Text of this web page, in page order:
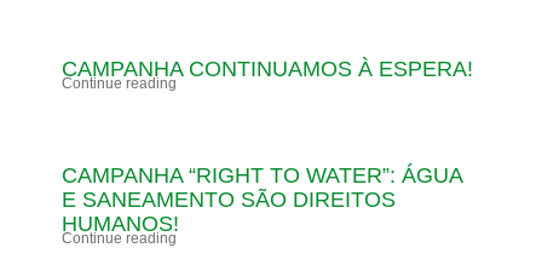
CAMPANHA CONTINUAMOS À ESPERA!
Continue reading
CAMPANHA “RIGHT TO WATER”: ÁGUA
E SANEAMENTO SÃO DIREITOS
HUMANOS!
Continue reading